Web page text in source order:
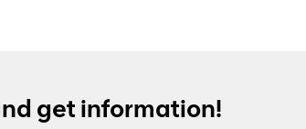
get information!